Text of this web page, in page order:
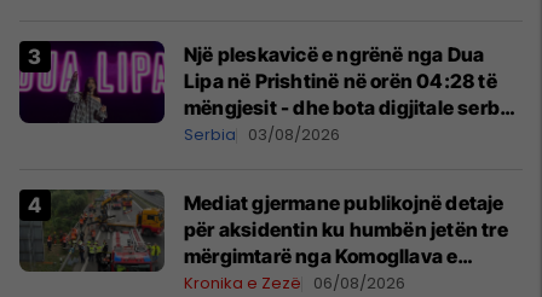
Një pleskavicë e ngrënë nga Dua
Lipa në Prishtinë në orën 04:28 të
mëngjesit - dhe bota digjitale serbe
shpall gjendjen e luftës
Serbia 03/08/2026
Mediat gjermane publikojnë detaje
për aksidentin ku humbën jetën tre
mërgimtarë nga Komogllava e
Ferizajt
Kronika e Zezë 06/08/2026